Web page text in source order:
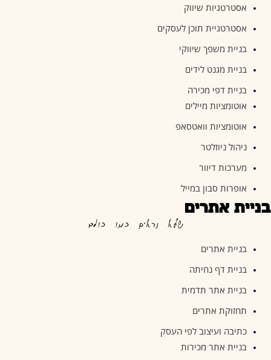
אסטרטגיות שיווק
אסטרטגיית תוכן לעסקים
בניית משפך שיווקי
בניית מגנט לידים
בניית דפי מכירה
אוטומציות מיילים
אוטומציות וואטסאפ
ניהול ניוזלטר
מערכות דיוור
אופרות סבון במייל
בניית אתרים
שלא נראים כמו כולם
בניית אתרים
בניית דף נחיתה
בניית אתר תדמית
תחזוקת אתרים
כתיבה ועיצוב לפי העסק
בניית אתר מכירות